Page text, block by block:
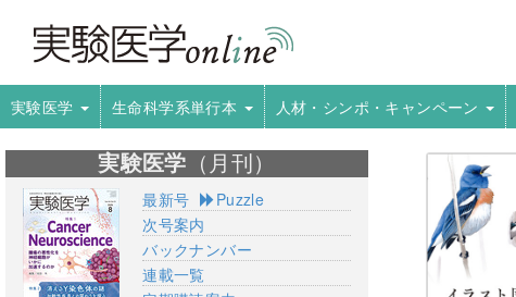
実験医学 生命科学系単行本 人材・シンポ・キャンペーン
実験医学 （月刊）
最新号
Puzzle
次号案内
バックナンバー
連載一覧